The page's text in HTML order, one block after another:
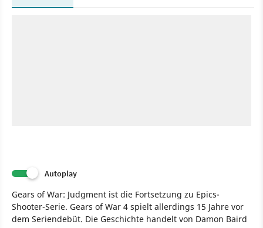
Autoplay
Gears of War: Judgment ist die Fortsetzung zu Epics-
Shooter-Serie. Gears of War 4 spielt allerdings 15 Jahre vor
dem Seriendebüt. Die Geschichte handelt von Damon Baird